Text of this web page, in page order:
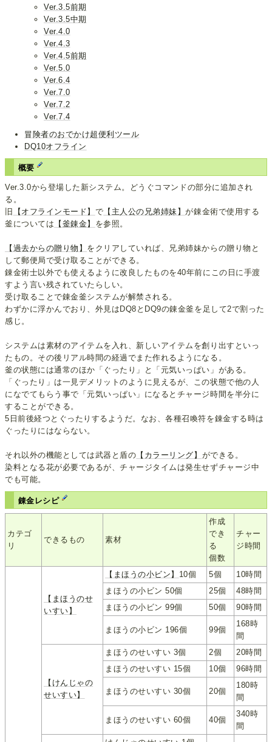
Ver.3.5前期
Ver.3.5中期
Ver.4.0
Ver.4.3
Ver.4.5前期
Ver.5.0
Ver.6.4
Ver.7.0
Ver.7.2
Ver.7.4
冒険者のおでかけ超便利ツール
DQ10オフライン
概要
Ver.3.0から登場した新システム。どうぐコマンドの部分に追加され
る。
旧
【オフラインモード】 で 【主人公の兄弟姉妹】が錬金術で使用する
釜については 【釜錬金】 を参照。
【過去からの贈り物】 をクリアしていれば、兄弟姉妹からの贈り物と
して郵便局で受け取ることができる。
錬金術士以外でも使えるように改良したものを40年前にこの日に手渡
すよう言い残されていたらしい。
受け取ることで錬金釜システムが解禁される。
わずかに浮かんでおり、外見はDQ8とDQ9の錬金釜を足して2で割った
感じ。
システムは素材のアイテムを入れ、新しいアイテムを創り出すといっ
たもの。その後リアル時間の経過でまた作れるようになる。
釜の状態には通常のほか「ぐったり」と「元気いっぱい」がある。
「ぐったり」は一見デメリットのように見えるが、この状態で他の人
になでてもらう事で「元気いっぱい」になるとチャージ時間を半分に
することができる。
5日前後経つとぐったりするようだ。なお、各種召喚符を錬金する時は
ぐったりにはならない。
それ以外の機能としては武器と盾の 【カラーリング】 ができる。
染料となる花が必要であるが、チャージタイムは発生せずチャージ中
でも可能。
錬金レシピ
カテゴ
リ
できるもの 素材
作成
でき
る
個数
チャー
ジ時間
【まほうのせ
いすい】
【まほうの小ビン】 10個 5個
10時間
まほうの小ビン 50個
25個
48時間
まほうの小ビン 99個
50個 90時間
まほうの小ビン 196個 99個
168時
間
【けんじゃの
せいすい】
まほうのせいすい 3個 2個
20時間
まほうのせいすい 15個
10個 96時間
まほうのせいすい 30個 20個
180時
間
まほうのせいすい 60個 40個
340時
間